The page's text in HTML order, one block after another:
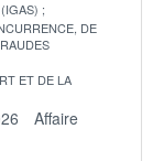
DE
ET DE LA
Affaire